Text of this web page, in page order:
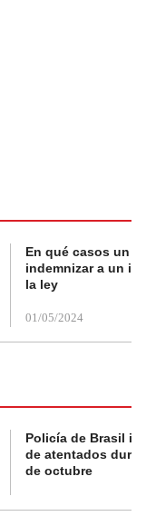
En qué casos un
indemnizar a un
la ley
01/05/2024
Policía de Brasil
de atentados
de octubre